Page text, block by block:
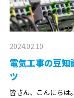
2024.02.10
電気工事の豆知
ツ
皆さん、こんにちは